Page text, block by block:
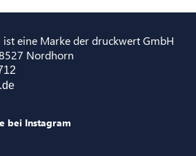
ist eine Marke der druckwert GmbH
Nordhorn
bei Instagram